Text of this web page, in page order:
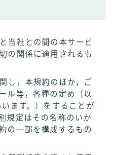
当社との間の本サービ
の関係に適用されるも
し，本規約のほか，ご
ル等，各種の定め（以
ます。）をすることが
規定はその名称のいか
の一部を構成するもの